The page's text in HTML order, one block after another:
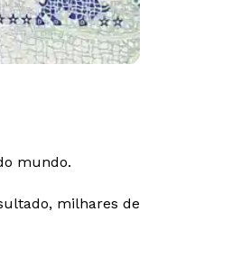
mundo.
milhares de